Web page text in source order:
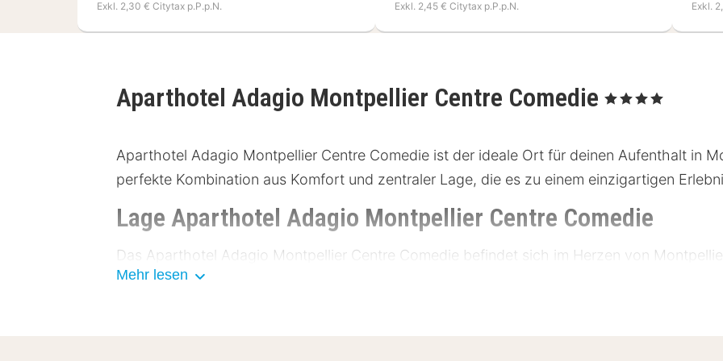
Exkl. 2,30 € Citytax p.P.p.N. Exkl. 2,45 € Citytax p.P.p.N. Exkl.
Aparthotel Adagio Montpellier Centre Comedie , 4 Sterne
Aparthotel Adagio Montpellier Centre Comedie ist der ideale Ort für deinen Aufenthalt in
perfekte Kombination aus Komfort und zentraler Lage, die es zu einem einzigartigen
Lage Aparthotel Adagio Montpellier Centre Comedie
Das Aparthotel Adagio Montpellier Centre Comedie befindet sich im Herzen von
Hauptplatz entfernt. Die zentrale Lage ermöglicht es dir, die Stadt bequem zu erkunden. In
Mehr lesen